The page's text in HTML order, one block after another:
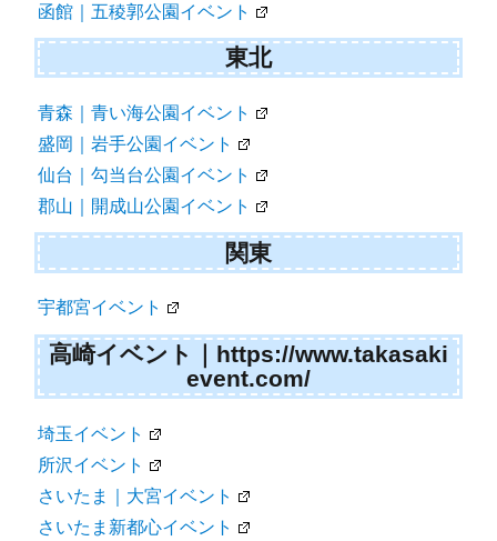
函館｜五稜郭公園イベント
東北
青森｜青い海公園イベント
盛岡｜岩手公園イベント
仙台｜勾当台公園イベント
郡山｜開成山公園イベント
関東
宇都宮イベント
高崎イベント｜https://www.takasaki
event.com/
埼玉イベント
所沢イベント
さいたま｜大宮イベント
さいたま新都心イベント